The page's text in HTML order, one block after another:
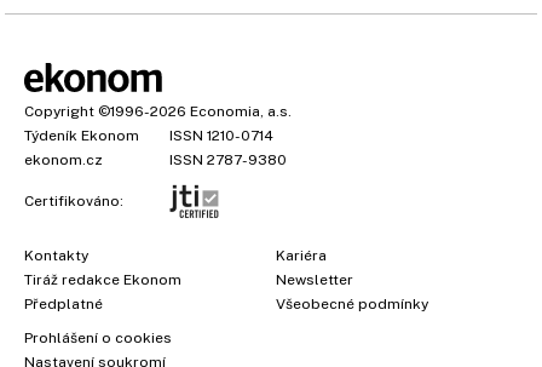
Copyright ©1996-2026 Economia, a.s.
Týdeník Ekonom
ISSN 1210-0714
ekonom.cz
ISSN 2787-9380
Certifikováno:
Kontakty
Tiráž redakce Ekonom
Předplatné
Kariéra
Newsletter
Všeobecné podmínky
Prohlášení o cookies
Nastavení soukromí